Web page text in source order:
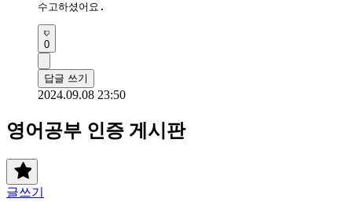
수고하셨어요.
0
답글 쓰기
2024.09.08 23:50
영어공부 인증 게시판
글쓰기